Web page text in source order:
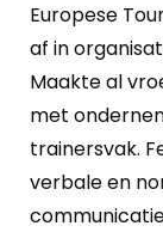
Europese
af in
Maakte al
met
trainersvak.
verbale en